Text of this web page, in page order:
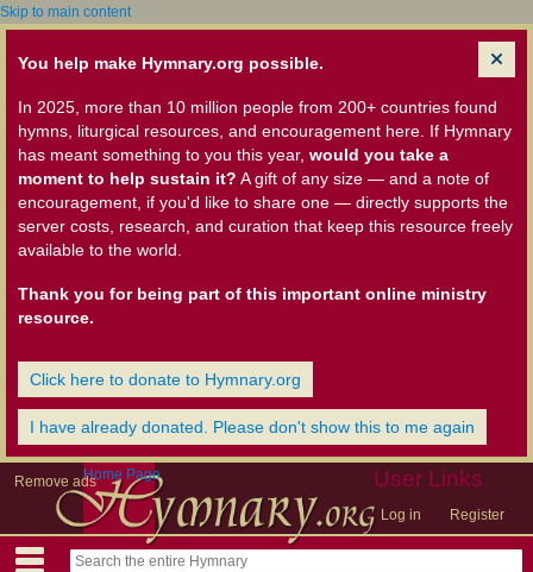
Skip to main content
You help make Hymnary.org possible.
In 2025, more than 10 million people from 200+ countries found
hymns, liturgical resources, and encouragement here. If Hymnary
has meant something to you this year, would you take a
moment to help sustain it? A gift of any size — and a note of
encouragement, if you'd like to share one — directly supports the
server costs, research, and curation that keep this resource freely
available to the world.
Thank you for being part of this important online ministry
resource.
Click here to donate to Hymnary.org
I have already donated. Please don't show this to me again
Remove ads User Links
Log in Register
Home Page